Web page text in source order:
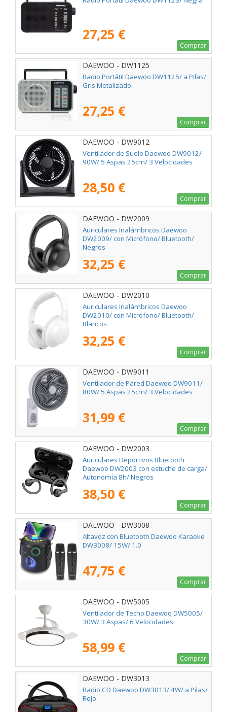
27,25 €
Comprar
DAEWOO - DW1125
Radio Portátil Daewoo DW1125/ a Pilas/
Gris Metalizado
27,25 €
Comprar
DAEWOO - DW9012
Ventilador de Suelo Daewoo DW9012/
90W/ 5 Aspas 25cm/ 3 Velocidades
28,50 €
Comprar
DAEWOO - DW2009
Auriculares Inalámbricos Daewoo
DW2009/ con Micrófono/ Bluetooth/
Negros
32,25 €
Comprar
DAEWOO - DW2010
Auriculares Inalámbricos Daewoo
DW2010/ con Micrófono/ Bluetooth/
Blancos
32,25 €
Comprar
DAEWOO - DW9011
Ventilador de Pared Daewoo DW9011/
80W/ 5 Aspas 25cm/ 3 Velocidades
31,99 €
Comprar
DAEWOO - DW2003
Auriculares Deportivos Bluetooth
Daewoo DW2003 con estuche de carga/
Autonomía 8h/ Negros
38,50 €
Comprar
DAEWOO - DW3008
Altavoz con Bluetooth Daewoo Karaoke
DW3008/ 15W/ 1.0
47,75 €
Comprar
DAEWOO - DW5005
Ventilador de Techo Daewoo DW5005/
30W/ 3 Aspas/ 6 Velocidades
58,99 €
Comprar
DAEWOO - DW3013
Radio CD Daewoo DW3013/ 4W/ a Pilas/
Rojo